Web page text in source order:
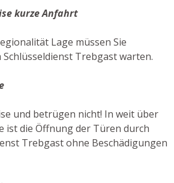
kurze Anfahrt
Lage müssen Sie
Trebgast warten.
und betrügen nicht! In weit über
ist die Öffnung der Türen durch
Trebgast ohne Beschädigungen